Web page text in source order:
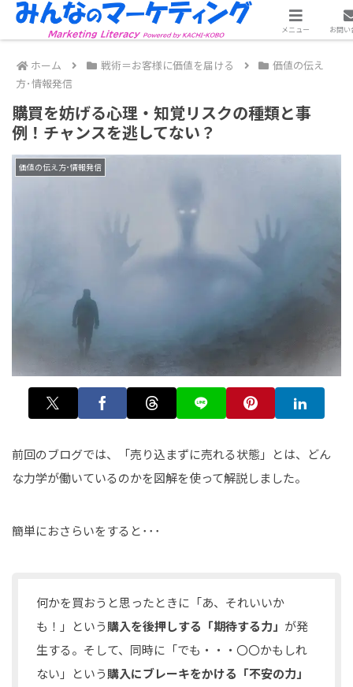
で発売中！Amazonベストセラー1位獲得✨
ホーム 戦術＝お客様に価値を届ける
価値の伝え
方･情報発信
購買を妨げる心理・知覚リスクの種類と事
例！チャンスを逃してない？
価値の伝え方･情報発信
前回のブログでは、「売り込まずに売れる状態」とは、どん
な力学が働いているのかを図解を使って解説しました。
簡単におさらいをすると･･･
何かを買おうと思ったときに「あ、それいいか
も！」という購入を後押しする「期待する力」 が発
生する。そして、同時に「でも・・・〇〇かもしれ
ない」という購入にブレーキをかける「不安の力」
メニュー お問い